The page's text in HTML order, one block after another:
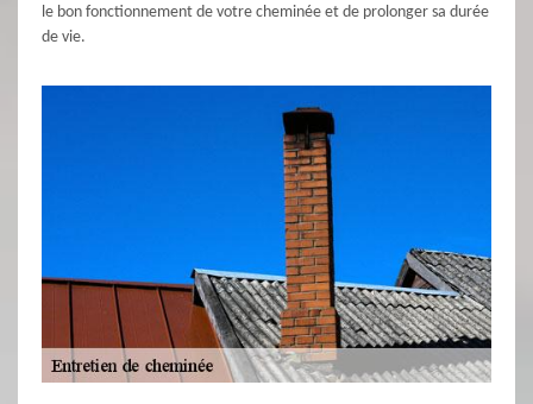
le bon fonctionnement de votre cheminée et de prolonger sa durée
de vie.